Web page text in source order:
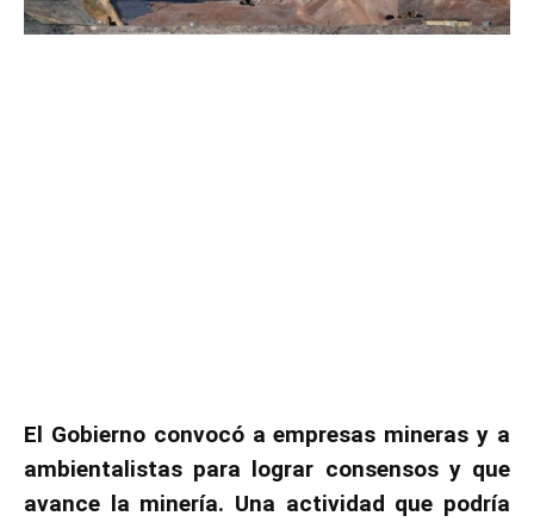
El Gobierno convocó a empresas mineras y a
ambientalistas para lograr consensos y que
avance la minería. Una actividad que podría